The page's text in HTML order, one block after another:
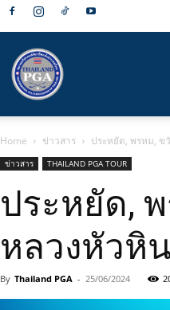
กีฬา
กอล์ฟ
Home ข่าวสาร ประหยัด, พรหม,
ข่าวสาร THAILAND PGA TOUR
ประหยัด,
หลวงหัวหิ
By Thailand PGA - 25/06/2024